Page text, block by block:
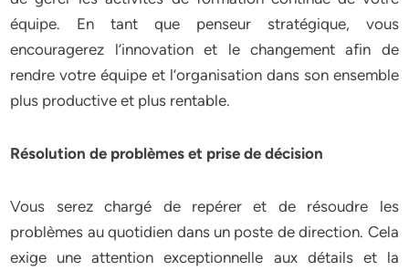
équipe. En tant que penseur stratégique, vous
encouragerez l’innovation et le changement afin de
rendre votre équipe et l’organisation dans son ensemble
plus productive et plus rentable.
Résolution de problèmes et prise de décision
Vous serez chargé de repérer et de résoudre les
problèmes au quotidien dans un poste de direction. Cela
exige une attention exceptionnelle aux détails et la